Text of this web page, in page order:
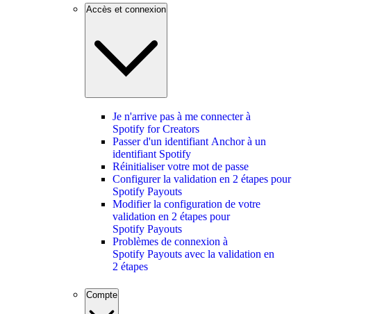
Accès et connexion
Je n'arrive pas à me connecter à
Spotify for Creators
Passer d'un identifiant Anchor à un
identifiant Spotify
Réinitialiser votre mot de passe
Configurer la validation en 2 étapes pour
Spotify Payouts
Modifier la configuration de votre
validation en 2 étapes pour
Spotify Payouts
Problèmes de connexion à
Spotify Payouts avec la validation en
2 étapes
Compte